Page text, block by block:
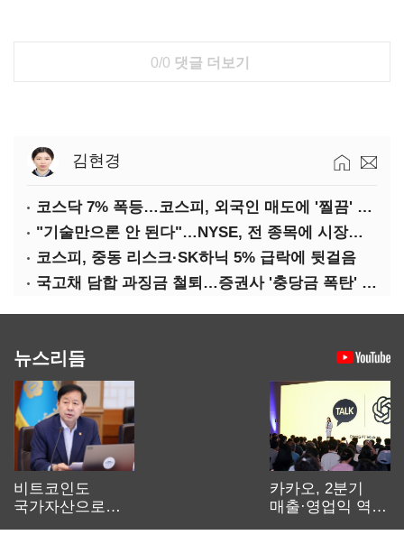
0/0 댓글 더보기
김현경
코스닥 7% 폭등…코스피, 외국인 매도에 '찔끔' 반등
"기술만으론 안 된다"…NYSE, 전 종목에 시장조성자 붙여 변동성 39%↓
코스피, 중동 리스크·SK하닉 5% 급락에 뒷걸음
국고채 담합 과징금 철퇴…증권사 '충당금 폭탄' 우려
뉴스리듬
비트코인도
국가자산으로…'
카카오, 2분기
매출·영업익 역대